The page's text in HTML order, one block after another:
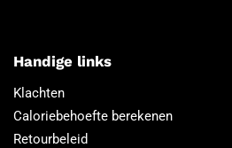
Handige links
Klachten
Caloriebehoefte berekenen
Retourbeleid